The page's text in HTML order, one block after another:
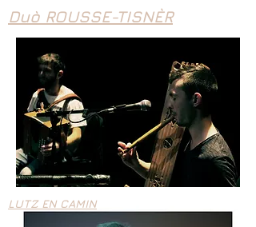
Duò ROUSSE-TISNÈR
LUTZ EN CAMIN